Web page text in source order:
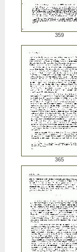
359
365